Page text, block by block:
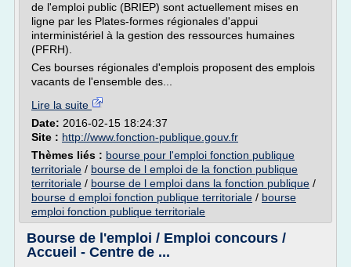
de l'emploi public (BRIEP) sont actuellement mises en
ligne par les Plates-formes régionales d'appui
interministériel à la gestion des ressources humaines
(PFRH).
Ces bourses régionales d'emplois proposent des emplois
vacants de l'ensemble des...
Lire la suite
Date: 2016-02-15 18:24:37
Site : http://www.fonction-publique.gouv.fr
Thèmes liés : bourse pour l'emploi fonction publique
territoriale / bourse de l emploi de la fonction publique
territoriale / bourse de l emploi dans la fonction publique /
bourse d emploi fonction publique territoriale / bourse
emploi fonction publique territoriale
Bourse de l'emploi / Emploi concours /
Accueil - Centre de ...